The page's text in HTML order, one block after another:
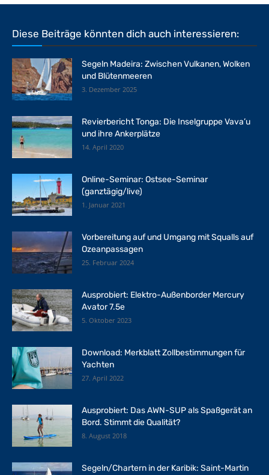
Diese Beiträge könnten dich auch interessieren:
Segeln Madeira: Zwischen Vulkanen, Wolken
und Blütenmeeren
3. Dezember 2025
Revierbericht Tonga: Die Inselgruppe Vava’u
und ihre Ankerplätze
14. April 2020
Online-Seminar: Ostsee-Seminar
(ganztägig/live)
1. Januar 2021
Vorbereitung auf und Umgang mit Squalls auf
Ozeanpassagen
25. Februar 2024
Ausprobiert: Elektro-Außenborder Mercury
Avator 7.5e
5. Oktober 2023
Download: Merkblatt Zollbestimmungen für
Yachten
27. April 2022
Ausprobiert: Das AWN-SUP als Spaßgerät an
Bord. Stimmt die Qualität?
8. August 2018
Segeln/Chartern in der Karibik: Saint-Martin